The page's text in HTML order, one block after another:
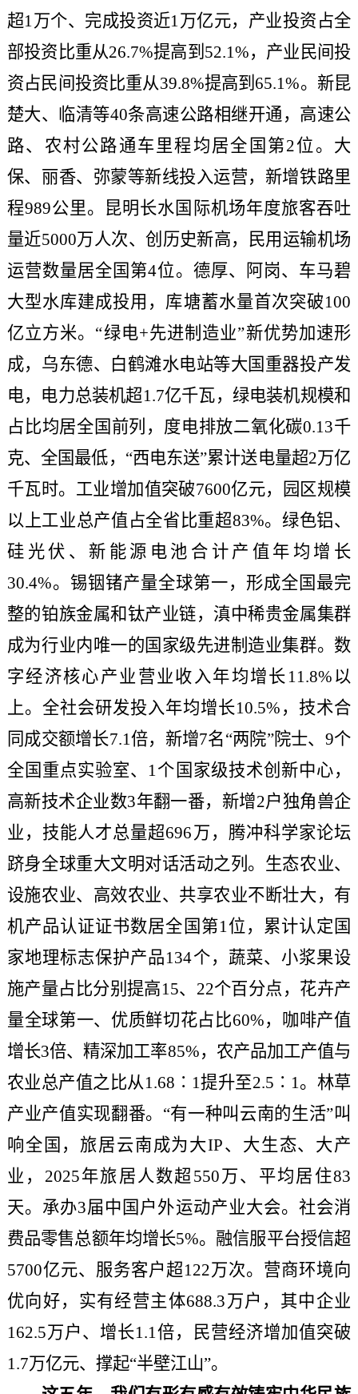
超1万个、完成投资近1万亿元，产业投资占全
部投资比重从26.7%提高到52.1%，产业民间投
资占民间投资比重从39.8%提高到65.1%。新昆
楚大、临清等40条高速公路相继开通，高速公
路、农村公路通车里程均居全国第2位。大
保、丽香、弥蒙等新线投入运营，新增铁路里
程989公里。昆明长水国际机场年度旅客吞吐
量近5000万人次、创历史新高，民用运输机场
运营数量居全国第4位。德厚、阿岗、车马碧
大型水库建成投用，库塘蓄水量首次突破100
亿立方米。“绿电+先进制造业”新优势加速形
成，乌东德、白鹤滩水电站等大国重器投产发
电，电力总装机超1.7亿千瓦，绿电装机规模和
占比均居全国前列，度电排放二氧化碳0.13千
克、全国最低，“西电东送”累计送电量超2万亿
千瓦时。工业增加值突破7600亿元，园区规模
以上工业总产值占全省比重超83%。绿色铝、
硅光伏、新能源电池合计产值年均增长
30.4%。锡铟锗产量全球第一，形成全国最完
整的铂族金属和钛产业链，滇中稀贵金属集群
成为行业内唯一的国家级先进制造业集群。数
字经济核心产业营业收入年均增长11.8%以
上。全社会研发投入年均增长10.5%，技术合
同成交额增长7.1倍，新增7名“两院”院士、9个
全国重点实验室、1个国家级技术创新中心，
高新技术企业数3年翻一番，新增2户独角兽企
业，技能人才总量超696万，腾冲科学家论坛
跻身全球重大文明对话活动之列。生态农业、
设施农业、高效农业、共享农业不断壮大，有
机产品认证证书数居全国第1位，累计认定国
家地理标志保护产品134个，蔬菜、小浆果设
施产量占比分别提高15、22个百分点，花卉产
量全球第一、优质鲜切花占比60%，咖啡产值
增长3倍、精深加工率85%，农产品加工产值与
农业总产值之比从1.68∶1提升至2.5∶1。林草
产业产值实现翻番。“有一种叫云南的生活”叫
响全国，旅居云南成为大IP、大生态、大产
业，2025年旅居人数超550万、平均居住83
天。承办3届中国户外运动产业大会。社会消
费品零售总额年均增长5%。融信服平台授信超
5700亿元、服务客户超122万次。营商环境向
优向好，实有经营主体688.3万户，其中企业
162.5万户、增长1.1倍，民营经济增加值突破
1.7万亿元、撑起“半壁江山”。